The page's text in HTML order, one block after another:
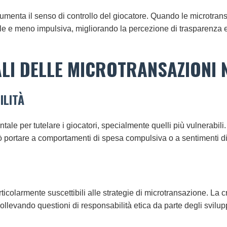
il senso di controllo del giocatore. Quando le
e meno impulsiva, migliorando la percezione di trasparenza
DELLE MICROTRANSAZIONI
per tutelare i giocatori, specialmente quelli più
a comportamenti di spesa compulsiva o a sentimenti
suscettibili alle strategie di microtransazione. La
questioni di responsabilità etica da parte degli